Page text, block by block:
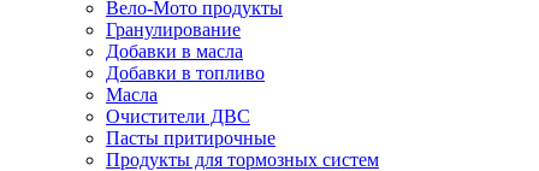
Вело-Мото продукты
Гранулирование
Добавки в масла
Добавки в топливо
Масла
Очистители ДВС
Пасты притирочные
Продукты для тормозных систем